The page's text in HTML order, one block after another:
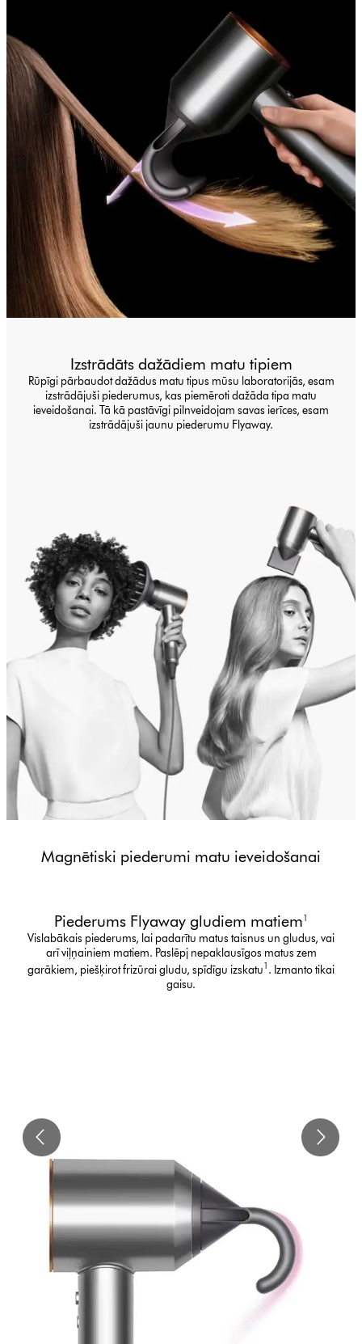
Izstrādāts dažādiem matu tipiem
Rūpīgi pārbaudot dažādus matu tipus mūsu laboratorijās, esam
izstrādājuši piederumus, kas piemēroti dažāda tipa matu
ieveidošanai. Tā kā pastāvīgi pilnveidojam savas ierīces, esam
izstrādājuši jaunu piederumu Flyaway.
Magnētiski piederumi matu ieveidošanai
Piederums Flyaway gludiem matiem1
Vislabākais piederums, lai padarītu matus taisnus un gludus, vai
arī viļņainiem matiem. Paslēpj nepaklausīgos matus zem
garākiem, piešķirot frizūrai gludu, spīdīgu izskatu1 . Izmanto tikai
gaisu.